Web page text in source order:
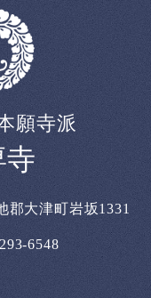
願寺派
寺
郡大津町岩坂1331
6548